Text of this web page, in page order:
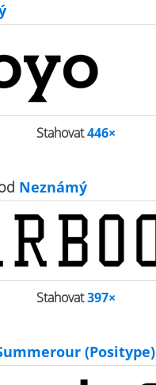
Stahovat446×
Neznámý
Stahovat397×
(Positype)